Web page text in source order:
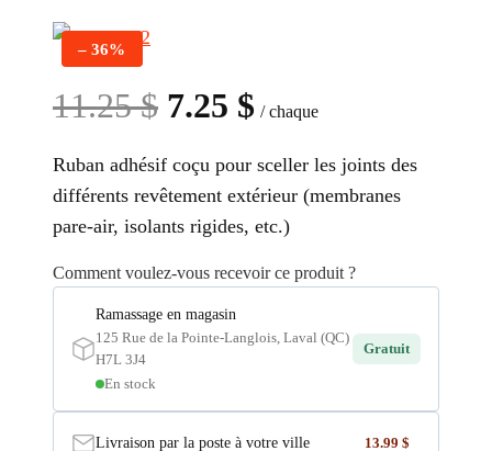
– 36%
11.25$ Le
initial
était :
11.25 $.
7.25 $Le
actuel
est :
7.25 $.
/ chaque
Ruban adhésif coçu pour sceller les joints des
différents revêtement extérieur (membranes
pare-air, isolants rigides, etc.)
Comment voulez-vous recevoir ce produit ?
Ramassage en magasin
125 Rue de la Pointe-Langlois, Laval (QC)
H7L 3J4
En stock
Gratuit
Livraison par la poste à votre ville 13.99 $